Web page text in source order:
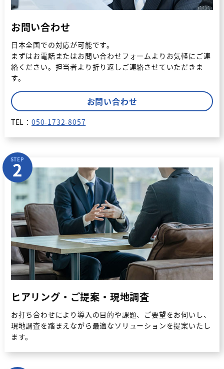
お問い合わせ
日本全国での対応が可能です。
まずはお電話またはお問い合わせフォームよりお気軽にご連
絡ください。 担当者より折り返しご連絡させていただきま
す。
お問い合わせ
TEL：050-1732-8057
STEP
2
ヒアリング・ご提案・現地調査
お打ち合わせにより導入の目的や課題、ご要望をお伺いし、
現地調査を踏まえながら最適なソリューションを提案いたし
ます。